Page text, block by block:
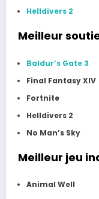
Helldivers 2
Meilleur
Baldur’s Gate 3
Final Fantasy XIV
Fortnite
Helldivers 2
No Man’s Sky
Meilleur jeu
Animal Well